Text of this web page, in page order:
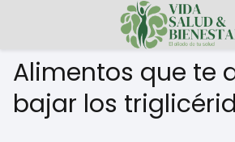
Alimentos que te
bajar los